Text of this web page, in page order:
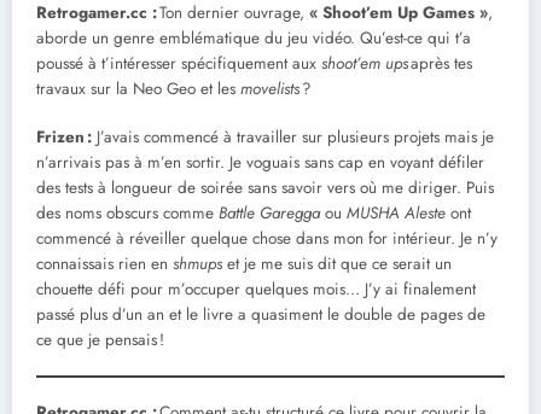
Retrogamer.cc :Ton dernier ouvrage, « Shoot’em Up Games »,
aborde un genre emblématique du jeu vidéo. Qu’est-ce qui t’a
poussé à t’intéresser spécifiquement aux shoot’em upsaprès tes
travaux sur la Neo Geo et les movelists?
Frizen : J’avais commencé à travailler sur plusieurs projets mais je
n’arrivais pas à m’en sortir. Je voguais sans cap en voyant défiler
des tests à longueur de soirée sans savoir vers où me diriger. Puis
des noms obscurs comme Battle Gareggaou MUSHA Aleste ont
commencé à réveiller quelque chose dans mon for intérieur. Je n’y
connaissais rien en shmups et je me suis dit que ce serait un
chouette défi pour m’occuper quelques mois… J’y ai finalement
passé plus d’un an et le livre a quasiment le double de pages de
ce que je pensais !